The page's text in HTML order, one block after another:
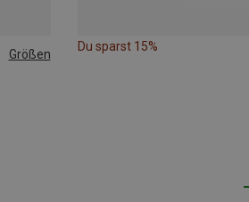
Größen
Du sparst 15%